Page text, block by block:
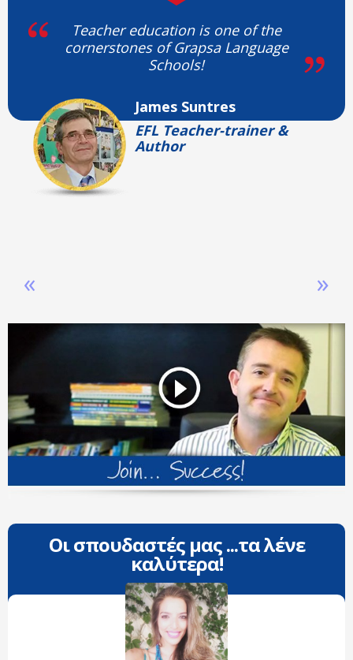
Teacher education is one of the
cornerstones of Grapsa Language
Schools!
James Suntres
EFL Teacher-trainer &
Author
»
«
Οι σπουδαστές μας ...τα λένε
καλύτερα!